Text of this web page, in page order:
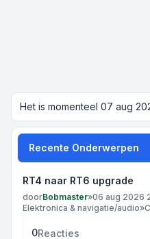
Het is momenteel 07 aug
Recente Onderwerpen
RT4 naar RT6 upgrade
doorBobmaster»06 aug 2026
Elektronica & navigatie/audio»
0Reacties